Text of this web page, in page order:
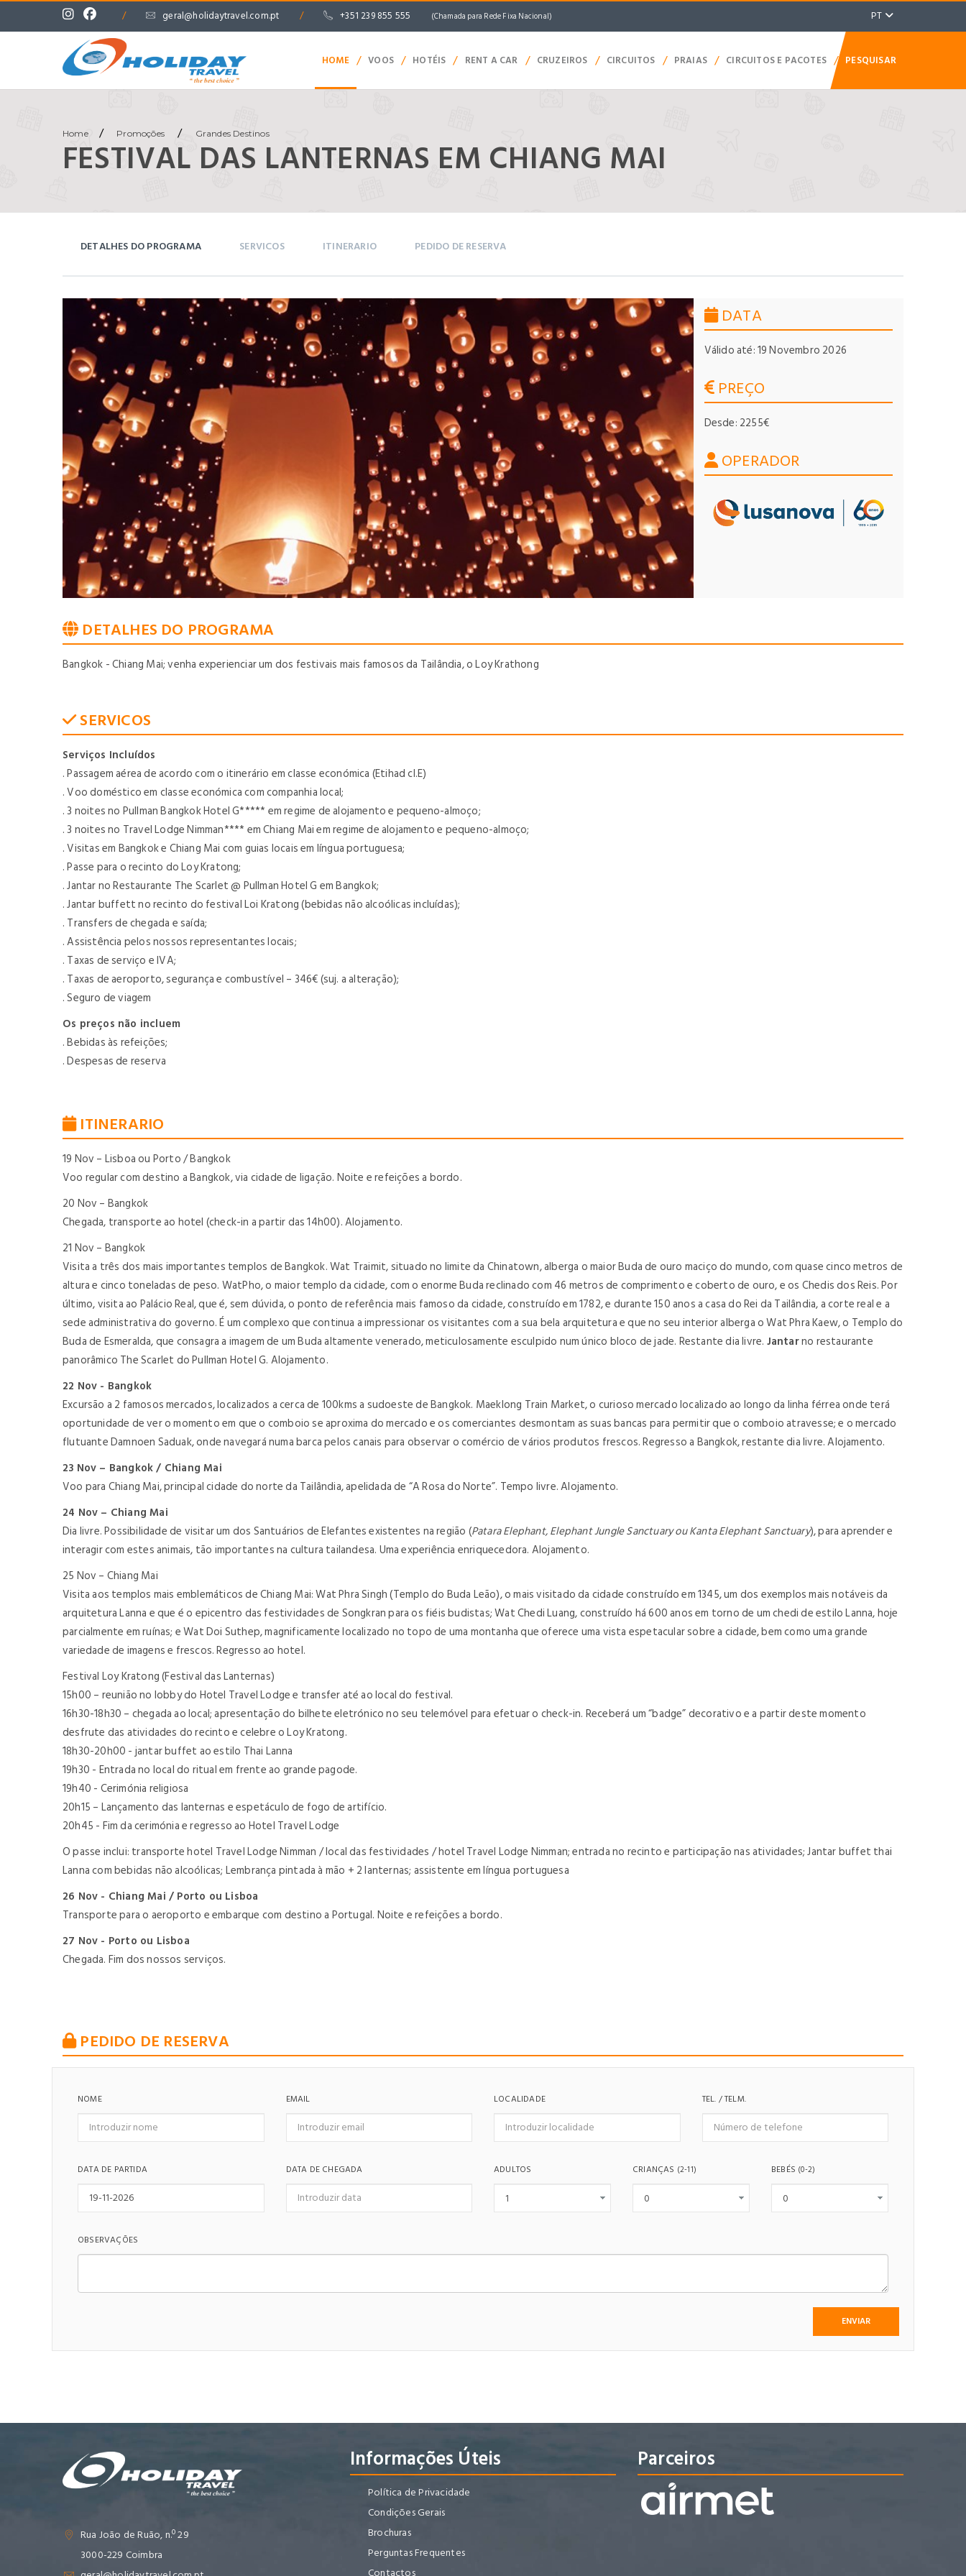
/ geral@holidaytravel.com.pt / +351 239 855 555 (Chamada para Rede Fixa Nacional) PT
HOME / VOOS / HOTÉIS / RENT A CAR / CRUZEIROS / CIRCUITOS / PRAIAS / CIRCUITOS E PACOTES / PESQUISAR
Home / Promoções / Grandes Destinos
FESTIVAL DAS LANTERNAS EM CHIANG MAI
DETALHES DO PROGRAMA SERVICOS ITINERARIO PEDIDO DE RESERVA
DATA
Válido até: 19 Novembro 2026
PREÇO
Desde: 2255€
OPERADOR
DETALHES DO PROGRAMA
Bangkok - Chiang Mai; venha experienciar um dos festivais mais famosos da Tailândia, o Loy Krathong
SERVICOS
Serviços Incluídos
. Passagem aérea de acordo com o itinerário em classe económica (Etihad cl.E)
. Voo doméstico em classe económica com companhia local;
. 3 noites no Pullman Bangkok Hotel G***** em regime de alojamento e pequeno-almoço;
. 3 noites no Travel Lodge Nimman**** em Chiang Mai em regime de alojamento e pequeno-almoço;
. Visitas em Bangkok e Chiang Mai com guias locais em língua portuguesa;
. Passe para o recinto do Loy Kratong;
. Jantar no Restaurante The Scarlet @ Pullman Hotel G em Bangkok;
. Jantar buffett no recinto do festival Loi Kratong (bebidas não alcoólicas incluídas);
. Transfers de chegada e saída;
. Assistência pelos nossos representantes locais;
. Taxas de serviço e IVA;
. Taxas de aeroporto, segurança e combustível – 346€ (suj. a alteração);
. Seguro de viagem
Os preços não incluem
. Bebidas às refeições;
. Despesas de reserva
ITINERARIO
19 Nov – Lisboa ou Porto / Bangkok
Voo regular com destino a Bangkok, via cidade de ligação. Noite e refeições a bordo.
20 Nov – Bangkok
Chegada, transporte ao hotel (check-in a partir das 14h00). Alojamento.
21 Nov – Bangkok
Visita a três dos mais importantes templos de Bangkok. Wat Traimit, situado no limite da Chinatown, alberga o maior Buda de ouro maciço do mundo, com quase cinco metros de
altura e cinco toneladas de peso. WatPho, o maior templo da cidade, com o enorme Buda reclinado com 46 metros de comprimento e coberto de ouro, e os Chedis dos Reis. Por
último, visita ao Palácio Real, que é, sem dúvida, o ponto de referência mais famoso da cidade, construído em 1782, e durante 150 anos a casa do Rei da Tailândia, a corte real e a
sede administrativa do governo. É um complexo que continua a impressionar os visitantes com a sua bela arquitetura e que no seu interior alberga o Wat Phra Kaew, o Templo do
Buda de Esmeralda, que consagra a imagem de um Buda altamente venerado, meticulosamente esculpido num único bloco de jade. Restante dia livre. Jantarno restaurante
panorâmico The Scarlet do Pullman Hotel G. Alojamento.
22 Nov - Bangkok
Excursão a 2 famosos mercados, localizados a cerca de 100kms a sudoeste de Bangkok. Maeklong Train Market, o curioso mercado localizado ao longo da linha férrea onde terá
oportunidade de ver o momento em que o comboio se aproxima do mercado e os comerciantes desmontam as suas bancas para permitir que o comboio atravesse; e o mercado
flutuante Damnoen Saduak, onde navegará numa barca pelos canais para observar o comércio de vários produtos frescos. Regresso a Bangkok, restante dia livre. Alojamento.
23 Nov – Bangkok / Chiang Mai
Voo para Chiang Mai, principal cidade do norte da Tailândia, apelidada de “A Rosa do Norte”. Tempo livre. Alojamento.
24 Nov – Chiang Mai
Dia livre. Possibilidade de visitar um dos Santuários de Elefantes existentes na região (Patara Elephant, Elephant Jungle Sanctuary ou Kanta Elephant Sanctuary), para aprender e
interagir com estes animais, tão importantes na cultura tailandesa. Uma experiência enriquecedora. Alojamento.
25 Nov – Chiang Mai
Visita aos templos mais emblemáticos de Chiang Mai: Wat Phra Singh (Templo do Buda Leão), o mais visitado da cidade construído em 1345, um dos exemplos mais notáveis da
arquitetura Lanna e que é o epicentro das festividades de Songkran para os fiéis budistas; Wat Chedi Luang, construído há 600 anos em torno de um chedi de estilo Lanna, hoje
parcialmente em ruínas; e Wat Doi Suthep, magnificamente localizado no topo de uma montanha que oferece uma vista espetacular sobre a cidade, bem como uma grande
variedade de imagens e frescos. Regresso ao hotel.
Festival Loy Kratong (Festival das Lanternas)
15h00 – reunião no lobby do Hotel Travel Lodge e transfer até ao local do festival.
16h30-18h30 – chegada ao local; apresentação do bilhete eletrónico no seu telemóvel para efetuar o check-in. Receberá um “badge” decorativo e a partir deste momento
desfrute das atividades do recinto e celebre o Loy Kratong.
18h30-20h00 -jantar buffet ao estilo Thai Lanna
19h30 - Entrada no local do ritual em frente ao grande pagode.
19h40 - Cerimónia religiosa
20h15 – Lançamento das lanternas e espetáculo de fogo de artifício.
20h45 - Fim da cerimónia e regresso ao Hotel Travel Lodge
O passe inclui: transporte hotel Travel Lodge Nimman / local das festividades / hotel Travel Lodge Nimman; entrada no recinto e participação nas atividades; Jantar buffet thai
Lanna com bebidas não alcoólicas; Lembrança pintada à mão + 2 lanternas; assistente em língua portuguesa
26 Nov - Chiang Mai / Porto ou Lisboa
Transporte para o aeroporto e embarque com destino a Portugal. Noite e refeições a bordo.
27 Nov - Porto ou Lisboa
Chegada. Fim dos nossos serviços.
PEDIDO DE RESERVA
NOME EMAIL LOCALIDADE TEL. / TELM.
DATA DE PARTIDA DATA DE CHEGADA ADULTOS CRIANÇAS (2-11) BEBÉS (0-2)
OBSERVAÇÕES
Rua João de Ruão, n.º 29
3000-229 Coimbra
Informações Úteis
Política de Privacidade
Condições Gerais
Brochuras
Perguntas Frequentes
Parceiros